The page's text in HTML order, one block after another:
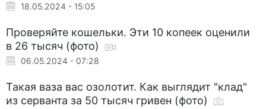
18.05.2024 - 15:05
Проверяйте кошельки. Эти 10 копеек оценили
в 26 тысяч (фото)
06.05.2024 - 07:28
Такая ваза вас озолотит. Как выглядит "клад"
из серванта за 50 тысяч гривен (фото)